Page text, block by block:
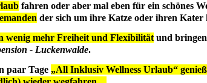
fahren oder aber mal eben für ein schönes
der sich um ihre Katze oder ihren Kater
wenig mehr Freiheit und Flexibilitätund bringen
- Luckenwalde.
paar Tage „All Inklusiv Wellness Urlaub“